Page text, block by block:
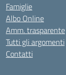
Famiglie
Albo Online
Amm. trasparente
Tutti gli argomenti
Contatti